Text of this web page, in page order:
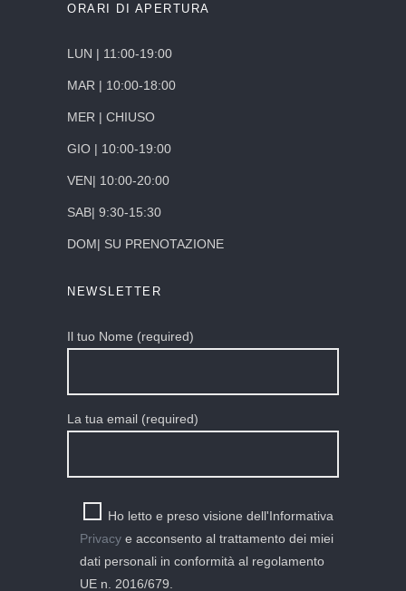
ORARI DI APERTURA
LUN | 11:00-19:00
MAR | 10:00-18:00
MER | CHIUSO
GIO | 10:00-19:00
VEN| 10:00-20:00
SAB| 9:30-15:30
DOM| SU PRENOTAZIONE
NEWSLETTER
Il tuo Nome (required)
La tua email (required)
Ho letto e preso visione dell'Informativa
Privacy e acconsento al trattamento dei miei
dati personali in conformità al regolamento
UE n. 2016/679.